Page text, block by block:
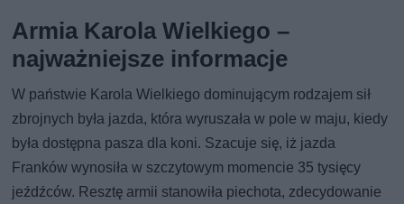
Armia Karola Wielkiego –
najważniejsze informacje
W państwie Karola Wielkiego dominującym rodzajem sił
zbrojnych była jazda, która wyruszała w pole w maju, kiedy
była dostępna pasza dla koni. Szacuje się, iż jazda
Franków wynosiła w szczytowym momencie 35 tysięcy
jeźdźców. Resztę armii stanowiła piechota, zdecydowanie